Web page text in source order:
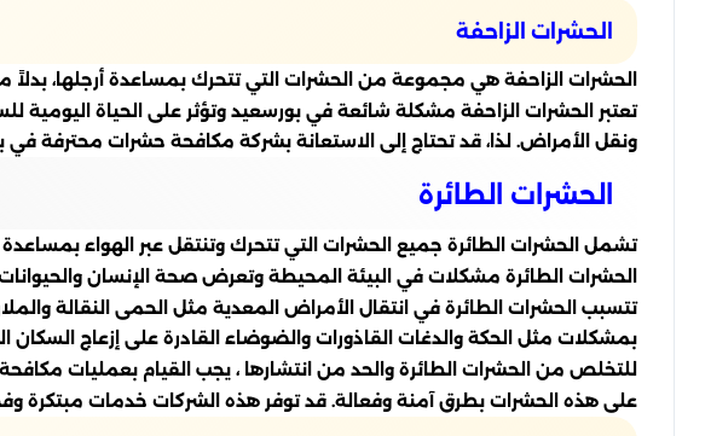
الحشرات الزاحفة
الحشرات الزاحفة هي مجموعة من الحشرات التي تتحرك بمساعدة أرجلها، بدلاً
تعتبر الحشرات الزاحفة مشكلة شائعة في بورسعيد وتؤثر على الحياة
ونقل الأمراض. لذا، قد تحتاج إلى الاستعانة بشركة مكافحة حشرات
الحشرات الطائرة
تشمل الحشرات الطائرة جميع الحشرات التي تتحرك وتنتقل عبر الهواء
الحشرات الطائرة مشكلات في البيئة المحيطة وتعرض صحة الإنسان
تتسبب الحشرات الطائرة في انتقال الأمراض المعدية مثل الحمى النقالة
بمشكلات مثل الحكة والدغات القاذورات والضوضاء القادرة على إزعاج السكان
للتخلص من الحشرات الطائرة والحد من انتشارها ، يجب القيام بعمليات
على هذه الحشرات بطرق آمنة وفعالة. قد توفر هذه الشركات خدمات مبتكرة